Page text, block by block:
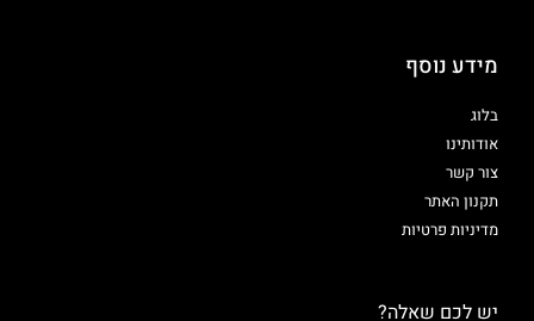
מידע נוסף
בלוג
אודותינו
צור קשר
תקנון האתר
מדיניות פרטיות
יש לכם שאלה?